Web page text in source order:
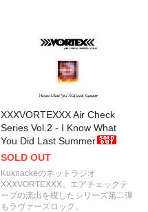
XXXVORTEXXX Air Check
Series Vol.2 - I Know What
You Did Last Summer
SOLD OUT
Kuknackeのネットラジオ
XXXVORTEXXX。エアチェックテ
ープの流出を模したシリーズ第二弾
もラヴァーズロック。